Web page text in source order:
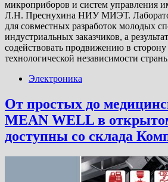
микроприборов и систем управления
Л.Н. Преснухина НИУ МИЭТ.
для совместных разработок молодых
индустриальных заказчиков, а
содействовать продвижению в сторону
технологической независимости
Электроника
От простых до
MEAN WELL в
доступны со склада